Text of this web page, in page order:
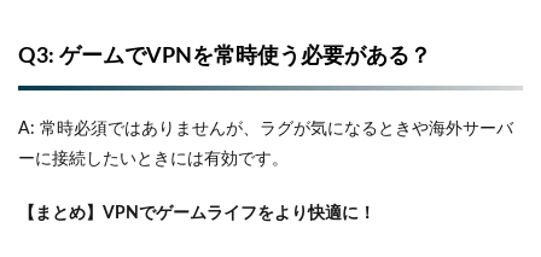
Q3: ゲームでVPNを常時使う必要がある？
A: 常時必須ではありませんが、ラグが気になるときや海外サーバ
ーに接続したいときには有効です。
【まとめ】VPN でゲームライフをより快適に！